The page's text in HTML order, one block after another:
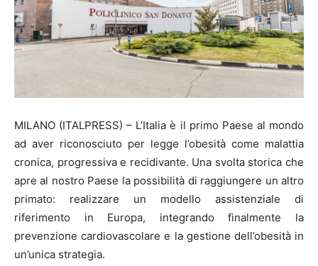
MILANO (ITALPRESS) – L’Italia è il primo Paese al mondo
ad aver riconosciuto per legge l’obesità come malattia
cronica, progressiva e recidivante. Una svolta storica che
apre al nostro Paese la possibilità di raggiungere un altro
primato: realizzare un modello assistenziale di
riferimento in Europa, integrando finalmente la
prevenzione cardiovascolare e la gestione dell’obesità in
un’unica strategia.